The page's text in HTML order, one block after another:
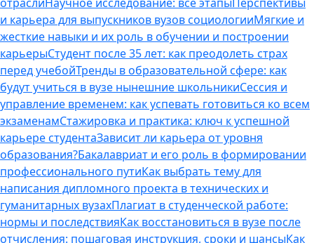
и карьера для выпускников вузов социологииМягкие и
жесткие навыки и их роль в обучении и построении
карьерыСтудент после 35 лет: как преодолеть страх
перед учебойТренды в образовательной сфере: как
будут учиться в вузе нынешние школьникиСессия и
управление временем: как успевать готовиться ко всем
экзаменамСтажировка и практика: ключ к успешной
карьере студентаЗависит ли карьера от уровня
образования?Бакалавриат и его роль в формировании
профессионального путиКак выбрать тему для
написания дипломного проекта в технических и
гуманитарных вузахПлагиат в студенческой работе:
нормы и последствияКак восстановиться в вузе после
отчисления: пошаговая инструкция, сроки и шансыКак